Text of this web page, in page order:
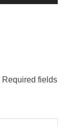
Required fields